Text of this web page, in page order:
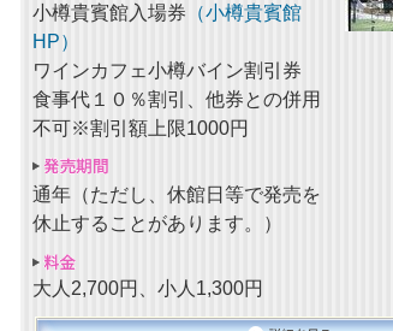
小樽貴賓館入場券 （小樽貴賓館
HP）
ワインカフェ小樽バイン割引券
食事代１０％割引、他券との併用
不可※割引額上限1000円
通年（ただし、休館日等で発売を
休止することがあります。）
大人2,700円、小人1,300円